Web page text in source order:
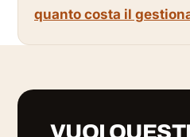
quanto costa il